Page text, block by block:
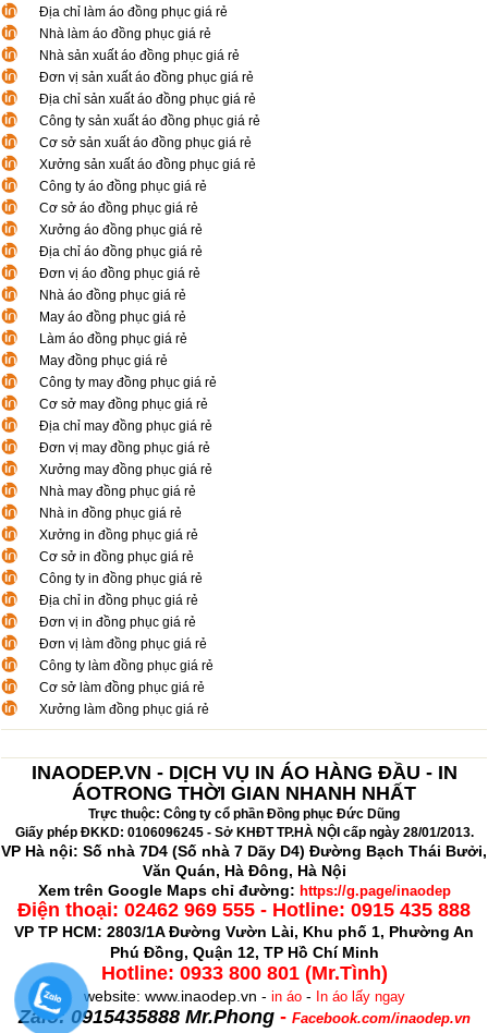
Địa chỉ làm áo đồng phục giá rẻ
Nhà làm áo đồng phục giá rẻ
Nhà sản xuất áo đồng phục giá rẻ
Đơn vị sản xuất áo đồng phục giá rẻ
Địa chỉ sản xuất áo đồng phục giá rẻ
Công ty sản xuất áo đồng phục giá rẻ
Cơ sở sản xuất áo đồng phục giá rẻ
Xưởng sản xuất áo đồng phục giá rẻ
Công ty áo đồng phục giá rẻ
Cơ sở áo đồng phục giá rẻ
Xưởng áo đồng phục giá rẻ
Địa chỉ áo đồng phục giá rẻ
Đơn vị áo đồng phục giá rẻ
Nhà áo đồng phục giá rẻ
May áo đồng phục giá rẻ
Làm áo đồng phục giá rẻ
May đồng phục giá rẻ
Công ty may đồng phục giá rẻ
Cơ sở may đồng phục giá rẻ
Địa chỉ may đồng phục giá rẻ
Đơn vị may đồng phục giá rẻ
Xưởng may đồng phục giá rẻ
Nhà may đồng phục giá rẻ
Nhà in đồng phục giá rẻ
Xưởng in đồng phục giá rẻ
Cơ sở in đồng phục giá rẻ
Công ty in đồng phục giá rẻ
Địa chỉ in đồng phục giá rẻ
Đơn vị in đồng phục giá rẻ
Đơn vị làm đồng phục giá rẻ
Công ty làm đồng phục giá rẻ
Cơ sở làm đồng phục giá rẻ
Xưởng làm đồng phục giá rẻ
INAODEP.VN - DỊCH VỤ IN ÁO HÀNG ĐẦU - IN
ÁOTRONG THỜI GIAN NHANH NHẤT
Trực thuộc: Công ty cổ phần Đồng phục Đức Dũng
Giấy phép ĐKKD: 0106096245 - Sở KHĐT TP.HÀ NỘI cấp ngày 28/01/2013.
VP Hà nội: Số nhà 7D4 (Số nhà 7 Dãy D4) Đường Bạch Thái Bưởi,
Văn Quán, Hà Đông, Hà Nội
Xem trên Google Maps chỉ đường: https://g.page/inaodep
Điện thoại: 02462 969 555 - Hotline: 0915 435 888
VP TP HCM: 2803/1A Đường Vườn Lài, Khu phố 1, Phường An
Phú Đồng, Quận 12, TP Hồ Chí Minh
Hotline: 0933 800 801 (Mr.Tình)
website: www.inaodep.vn - in áo- In áo lấy ngay
Zalo: 0915435888 Mr.Phong- Facebook.com/inaodep.vn